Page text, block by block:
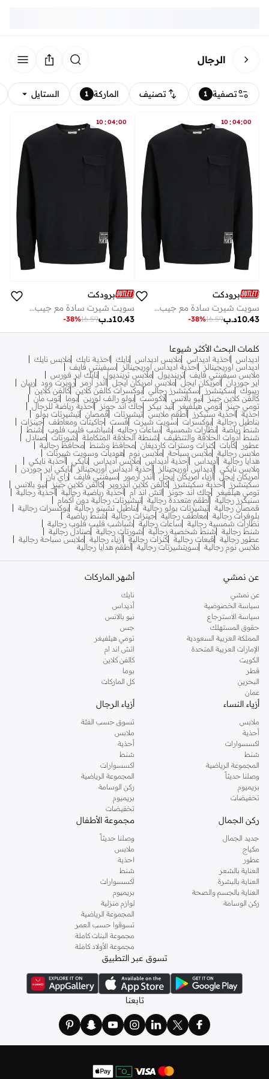
الرجال
تصفية 1 تصنيف الماركة 1 الستايل
10 :04:00
برودكت
سويت شيرت سادة مع جيب بطية إغلاق
د.ب10.43
16.59
-38%
10 :04:00
برودكت
سويت شيرت سادة مع جيب بطية إغلاق
د.ب10.43
16.59
-38%
كلمات البحث الأكثر شيوعا
اديداس احذية اديداس ملابس اديداس نايك احذية نايك ملابس نايك
اديداس اوريجينالز
احذية اديداس اوريجينالز
سيفينتي فايف
ملابس سيفينتي فايف ترينديول ملابس ترينديول نايك اير فورس
اير جوردان
امريكان ايجل ملابس امريكان ايجل اندر ارمر روبرت وود
ريبان
ريبوك
سكيتشرز سكيتشرز رجالي بوكسرات كالفن كلاين كالفن كلاين
كالفن كلاين جينز نيو بالانس لاكوست بولو رالف لورين بوما
توب مان
تومي جينز تومي هيلفيغر تيد بيكر جاك اند جونز
أحذية رياضة للرجال
احذية
احذية سنيكرز أطقم ملابس تيشيرتات قمصان تيشيرتات بولو
بناطيل رجالية بوكسرات سويت شيرت فست جاكيتات ومعاطف جينزات
شنط رياضة نظارات شمسية ساعات رجاليه شباشب فليب فلوب
شنط
شنط أدوات الحلاقة والتنظيف
شنطة الحلاقة المتكاملة شورتات صنادل
عطور
كابات كنزات وسترات كارديغان محافظ وشنط
محافظ رجالية
ملابس رجالية ملابس سباحة ملابس نوم
هوديات وسويت شيرتات
هدايا رجالية أديداس أحذية أديداس ملابس أديداس نايكي أحذبة نايكي
ملابس نايكي أديداس أوريجينالز أحذية أديداس أوريجينالز
نايكي اير جوردن
أمريكان إيجل أزياء أمريكان إيجل أندر آرمور سيفنتي فايف راي بان
سكيتشرز
أحذية سكيتشرز كالفن كلاين اندروير كالفن كلاين جينز
نيو بالانس
تومي هيلفيغر
جاك اند جونز اتش اند ام أحذية رياضية رجالية أحذية رجالية
سنيكرز رجالية أطقم متعددة رجالية تيشيرتات رجالية دون أكمام
قمصان رجالية تيشيرتات بولو رجالية بناطيل تشينو رجالية بوكسرات رجالية
بلوفرات رجالية معاطف رجالية جينزات رجالية
شنط رياضية
نظارات شمسية رجالية
ساعات رجالية
شباشب فليب فلوب رجالية
شنط رجالية
شنط شخصية رجالية شورتات رجالية صنادل رجالية
عطور رجالية
قبعات رجالية كنزات رجالية أزياء رجالية ملابس سباحة رجالية
ملابس نوم رجالية
سويتشيرتات رجالية أطقم هدايا رجالية
عن نمشي
عن نمشي
سياسة الخصوصية
سياسة الاسترجاع
حقوق المستهلك
المملكة العربية السعودية
الإمارات العربية المتحدة
الكويت
قطر
البحرين
عمان
أشهر الماركات
نايك
أديداس
نيو بالانس
جس
تومي هيلفيغر
اتش اند ام
كالفن كلاين
بوما
كل الماركات
أزياء النساء
ملابس
أحذية
اكسسوارات
شنط
المجموعة الرياضية
وصلنا حديثاً
بريميوم
تخفيضات
أزياء الرجال
تسوق حسب الفئة
ملابس
أحذية
شنط
اكسسوارات
المجموعة الرياضية
ركن الوسامة
بريميوم
تخفيضات
ركن الجمال
جديد الجمال
مكياج
عطور
العناية بالشعر
العناية بالبشرة
العناية بالجسم والصحة
ركن الوسامة
مجموعة الأطفال
وصلنا حديثاً
ملابس
احذية
شنط
اكسسوارات
بريميوم
لوازم منزلية
المجموعة الرياضية
تسوقوا حسب العمر
مجموعة البنات كاملة
مجموعة الأولاد كاملة
تسوق عبر التطبيق
تابعنا